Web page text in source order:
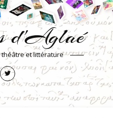
d'Aglaé
et littérature